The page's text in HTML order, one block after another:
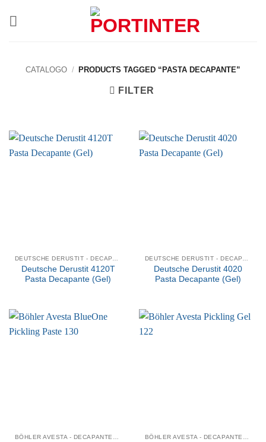
CATALOGO / PRODUCTS TAGGED “PASTA DECAPANTE”
FILTER
Deutsche Derustit 4120T
Pasta Decapante (Gel)
Deutsche Derustit 4020
Pasta Decapante (Gel)